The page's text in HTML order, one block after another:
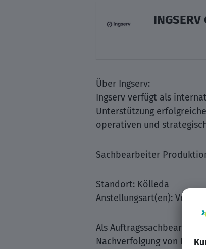
INGSERV
Über Ingserv:
Ingserv verfügt als
Unterstützung
operativen und
Sachbearbeiter
Standort: Kölleda
Anstellungsart(en): Vollzeit
Als
Nachverfolgung von